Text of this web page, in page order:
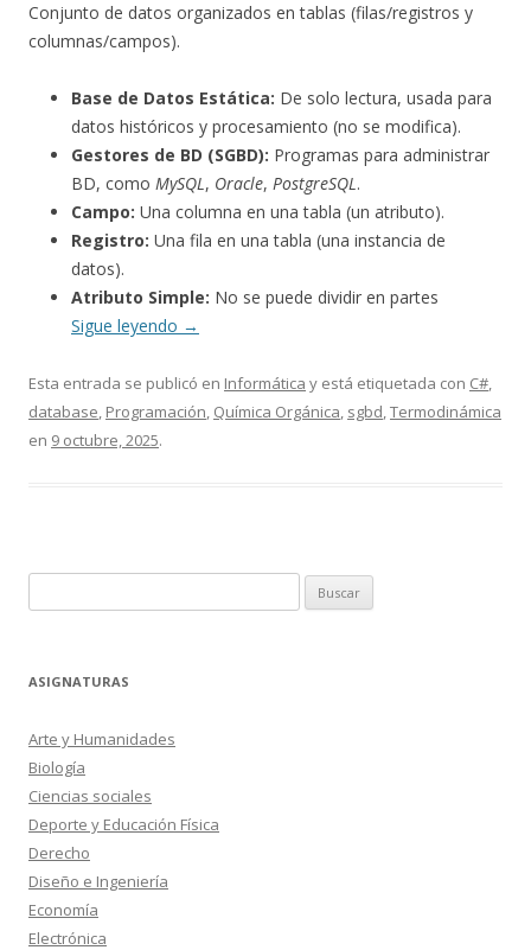
Conjunto de datos organizados en tablas (filas/registros y
columnas/campos).
Base de Datos Estática: De solo lectura, usada para
datos históricos y procesamiento (no se modifica).
Gestores de BD (SGBD): Programas para administrar
BD, como MySQL, Oracle, PostgreSQL.
Campo: Una columna en una tabla (un atributo).
Registro: Una fila en una tabla (una instancia de
datos).
Atributo Simple: No se puede dividir en partes
Sigue leyendo →
Esta entrada se publicó en Informática y está etiquetada con C#,
database, Programación, Química Orgánica, sgbd,Termodinámica
en 9 octubre, 2025.
ASIGNATURAS
Arte y Humanidades
Biología
Ciencias sociales
Deporte y Educación Física
Derecho
Diseño e Ingeniería
Economía
Electrónica